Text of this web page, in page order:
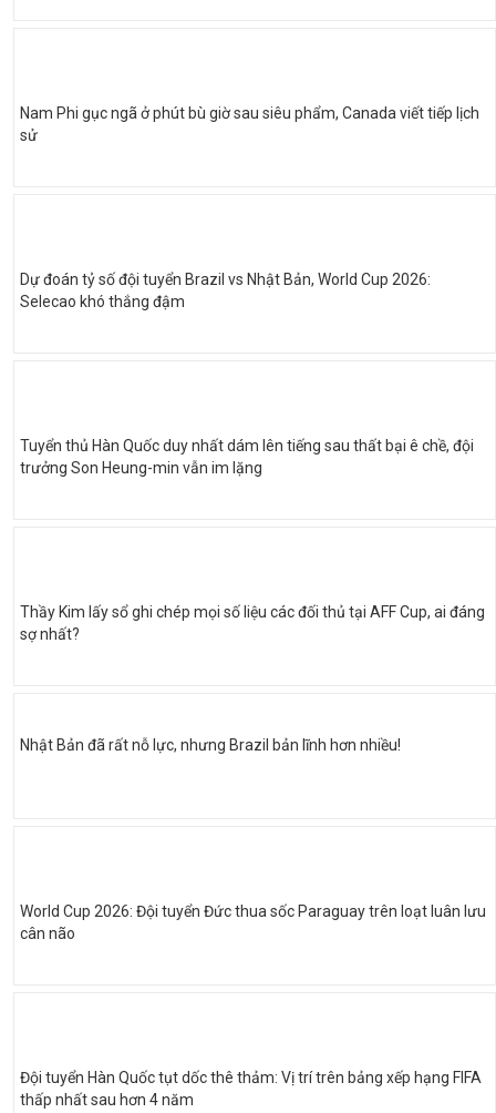
Nam Phi gục ngã ở phút bù giờ sau siêu phẩm, Canada viết tiếp lịch
sử
Dự đoán tỷ số đội tuyển Brazil vs Nhật Bản, World Cup 2026:
Selecao khó thắng đậm
Tuyển thủ Hàn Quốc duy nhất dám lên tiếng sau thất bại ê chề, đội
trưởng Son Heung-min vẫn im lặng
Thầy Kim lấy sổ ghi chép mọi số liệu các đối thủ tại AFF Cup, ai đáng
sợ nhất?
Nhật Bản đã rất nỗ lực, nhưng Brazil bản lĩnh hơn nhiều!
World Cup 2026: Đội tuyển Đức thua sốc Paraguay trên loạt luân lưu
cân não
Đội tuyển Hàn Quốc tụt dốc thê thảm: Vị trí trên bảng xếp hạng FIFA
thấp nhất sau hơn 4 năm